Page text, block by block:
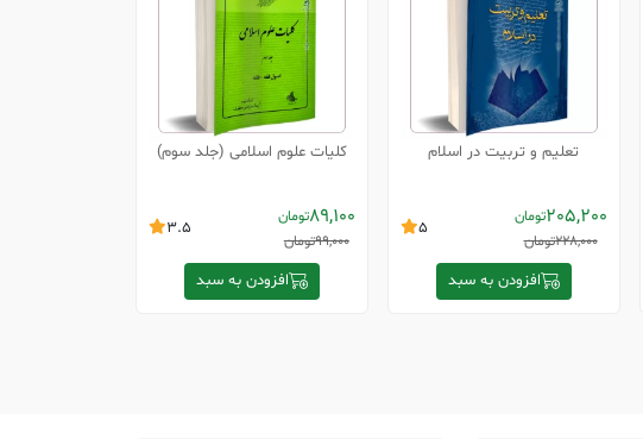
تعلیم و تربیت در اسلام
205,200تومان
228,000تومان
5
افزودن به سبد
کلیات علوم اسلامی (جلد سوم)
89,100تومان
99,000تومان
3.5
افزودن به سبد